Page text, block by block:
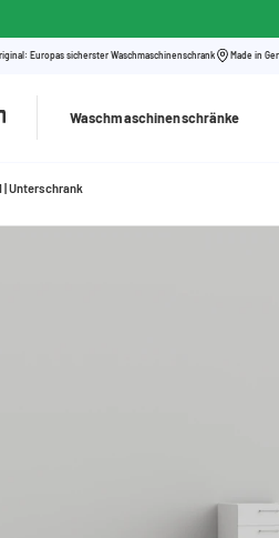
Europas sicherster Waschmaschinenschrank Made in
Waschmaschinenschränke
| Unterschrank